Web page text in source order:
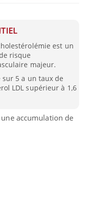
est un
risque
majeur.
sur 5 a un taux de
LDL supérieur à 1,6
accumulation de